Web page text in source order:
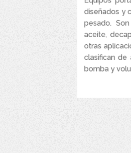
diseñados y
pesado.
aceite,
otras
clasifican
bomba y